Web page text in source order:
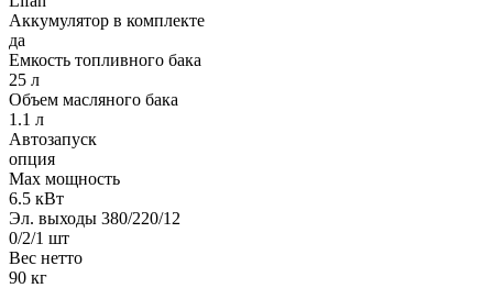
Аккумулятор в комплекте
да
Емкость топливного бака
25 л
Объем масляного бака
1.1 л
Автозапуск
опция
Max мощность
6.5 кВт
Эл. выходы 380/220/12
0/2/1 шт
Вес нетто
90 кг